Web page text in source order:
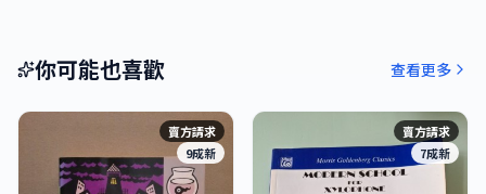
你可能也喜歡 查看更多
賣方請求
9成新
賣方請求
7成新